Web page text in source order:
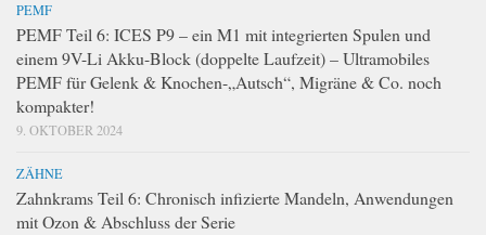
PEMF
PEMF Teil 6: ICES P9 – ein M1 mit integrierten Spulen und
einem 9V-Li Akku-Block (doppelte Laufzeit) – Ultramobiles
PEMF für Gelenk & Knochen-„Autsch“, Migräne & Co. noch
kompakter!
9. OKTOBER 2024
ZÄHNE
Zahnkrams Teil 6: Chronisch infizierte Mandeln, Anwendungen
mit Ozon & Abschluss der Serie